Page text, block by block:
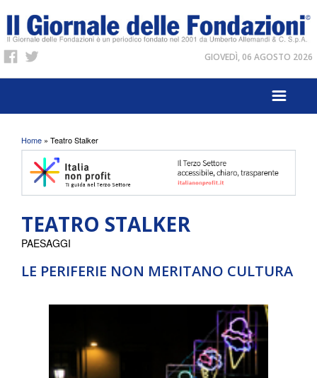
GIOVEDÌ, 06 AGOSTO 2026
Tu sei qui
Home » Teatro Stalker
TEATRO STALKER
LE PERIFERIE NON MERITANO CULTURA
PAESAGGI